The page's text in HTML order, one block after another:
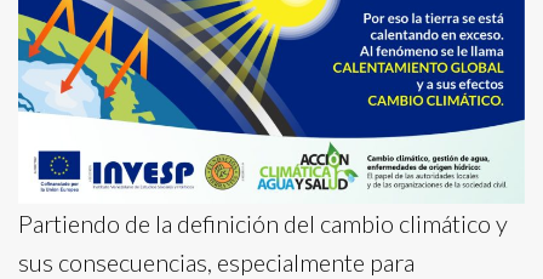
Partiendo de la definición del cambio climático y
sus consecuencias, especialmente para